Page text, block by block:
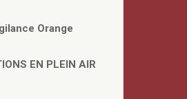
Orange
EN PLEIN AIR